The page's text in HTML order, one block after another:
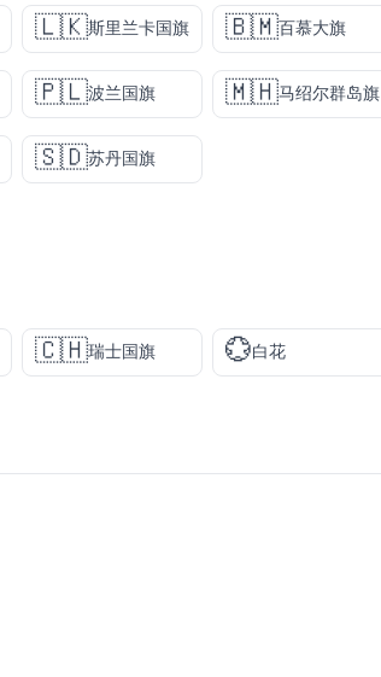
🇱🇰斯里兰卡国旗 🇧🇲百慕大旗
🇵🇱波兰国旗 🇲🇭马绍尔群岛旗
🇸🇩苏丹国旗
🇨🇭瑞士国旗 💮白花